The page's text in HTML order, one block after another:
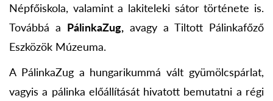
Népfőiskola, valamint a lakiteleki sátor története is.
Továbbá a PálinkaZug, avagy a Tiltott Pálinkafőző
Eszközök Múzeuma.
A PálinkaZug a hungarikummá vált gyümölcspárlat,
vagyis a pálinka előállítását hivatott bemutatni a régi